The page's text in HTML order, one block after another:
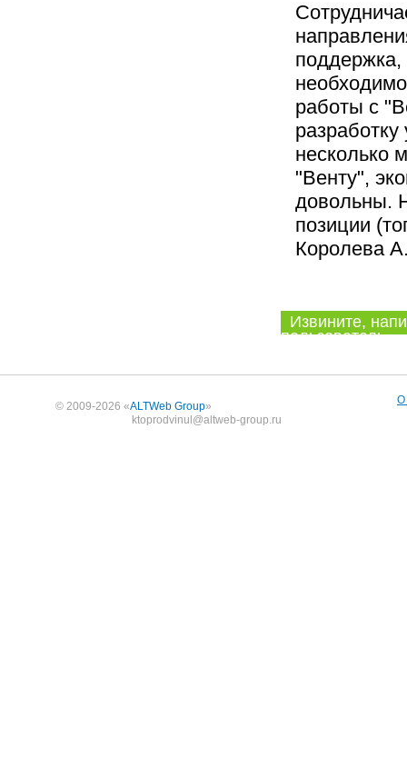
поддержка,
работы с
несколько
"Венту",
довольны.
позиции
Королева
Извините,
пользователь.
© 2009-2026 «ALTWeb Group»
ktoprodvinul@altweb-group.ru
О